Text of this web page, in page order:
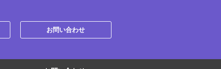
お問い合わせ